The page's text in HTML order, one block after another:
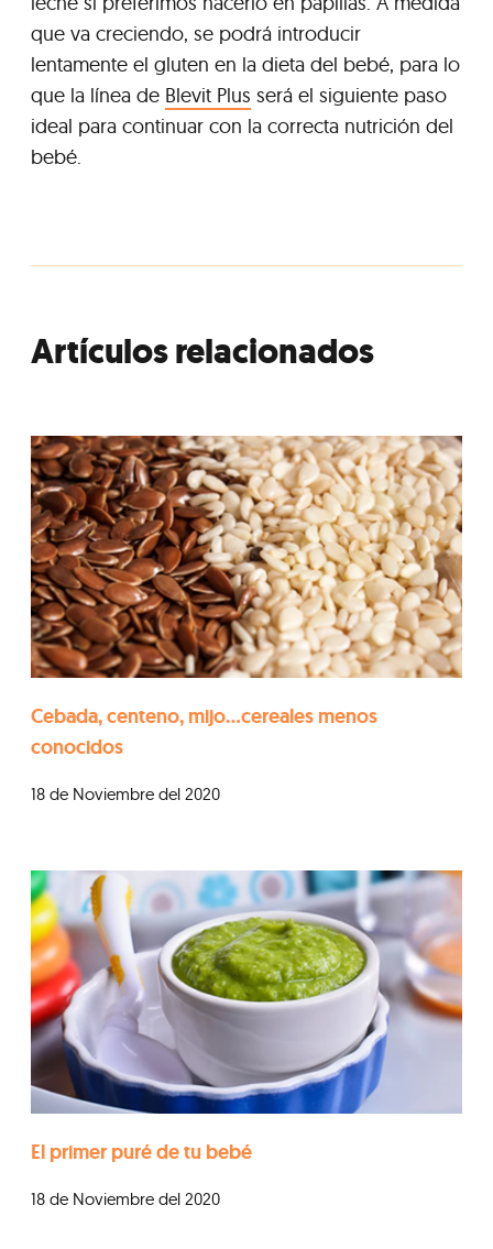
que va creciendo, se podrá introducir
lentamente el gluten en la dieta del bebé, para lo
que la línea de Blevit Plus será el siguiente paso
ideal para continuar con la correcta nutrición del
bebé.
Artículos relacionados
Cebada, centeno, mijo…cereales menos
conocidos
18 de Noviembre del 2020
El primer puré de tu bebé
18 de Noviembre del 2020